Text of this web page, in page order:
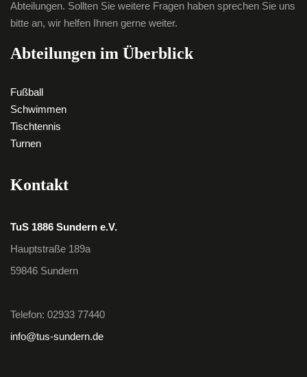
Abteilungen. Sollten Sie weitere Fragen haben sprechen Sie uns
bitte an, wir helfen Ihnen gerne weiter.
Abteilungen im Überblick
Fußball
Schwimmen
Tischtennis
Turnen
Kontakt
TuS 1886 Sundern e.V.
Hauptstraße 189a
59846 Sundern
Telefon: 02933 77440
info@tus-sundern.de